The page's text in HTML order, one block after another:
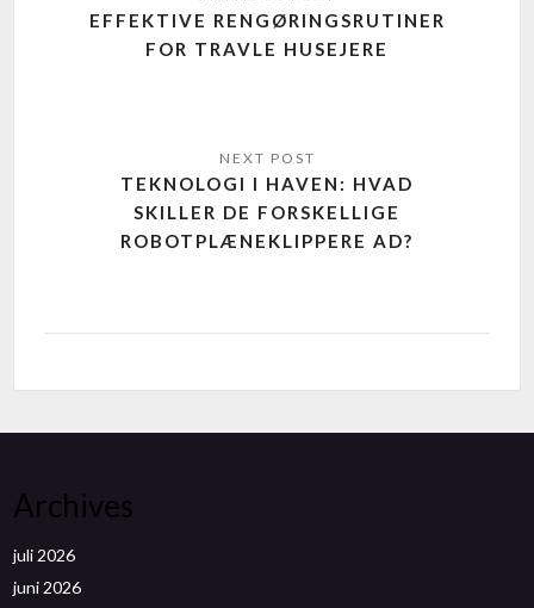
EFFEKTIVE RENGØRINGSRUTINER
FOR TRAVLE HUSEJERE
TEKNOLOGI I HAVEN: HVAD
SKILLER DE FORSKELLIGE
ROBOTPLÆNEKLIPPERE AD?
Archives
juli 2026
juni 2026